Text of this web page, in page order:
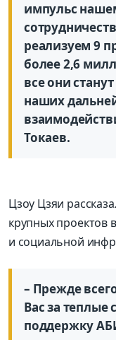
импульс
реализуем 9
более 2,6
все они
наших
Токаев.
Цзоу Цзяи
крупных проектов
и социальной
– Прежде
Вас за
поддержку